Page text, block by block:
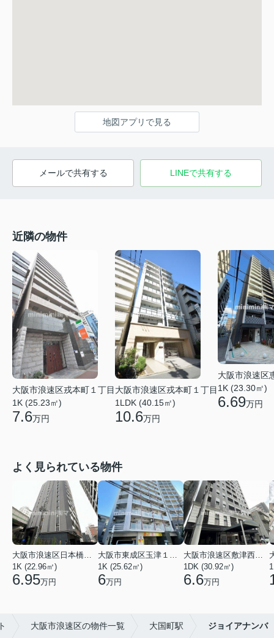
地図アプリで見る
メールで共有する LINEで共有する
近隣の物件
大阪市浪速区戎本町１丁目
1K (25.23㎡)
7.6万円
大阪市浪速区戎本町１丁目
1LDK (40.15㎡)
10.6万円
大阪市浪速区
1K (23.30㎡)
6.69万円
よく見られている物件
大阪市浪速区日本橋東３丁目
1K (22.96㎡)
6.95万円
大阪市東成区玉津１丁目
1K (25.62㎡)
6万円
大阪市浪速区敷津西１丁目
1DK (30.92㎡)
6.6万円
大阪市浪速区の物件一覧 大国町駅 ジョイアナンバ